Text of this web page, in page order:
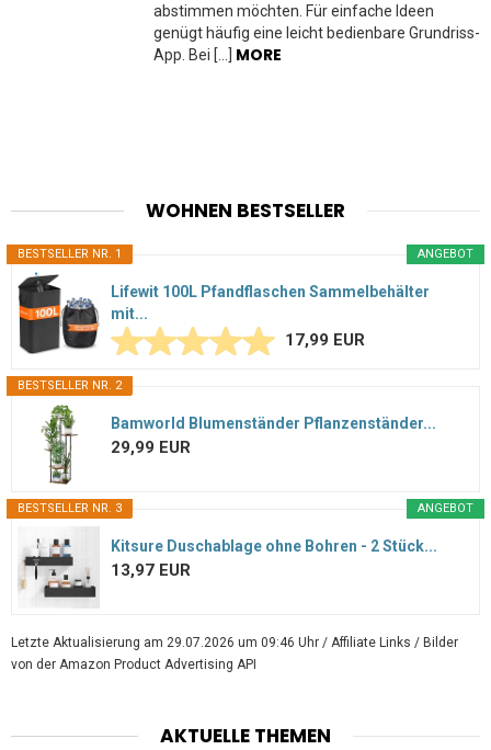
abstimmen möchten. Für einfache Ideen
genügt häufig eine leicht bedienbare Grundriss-
App. Bei […] MORE
WOHNEN BESTSELLER
ANGEBOT
BESTSELLER NR. 1
Lifewit 100L Pfandflaschen Sammelbehälter
mit...
17,99 EUR
BESTSELLER NR. 2
Bamworld Blumenständer Pflanzenständer...
29,99 EUR
ANGEBOT
BESTSELLER NR. 3
Kitsure Duschablage ohne Bohren - 2 Stück...
13,97 EUR
Letzte Aktualisierung am 29.07.2026 um 09:46 Uhr / Affiliate Links / Bilder
von der Amazon Product Advertising API
AKTUELLE THEMEN